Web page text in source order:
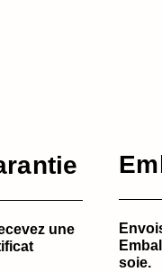
une
soie.